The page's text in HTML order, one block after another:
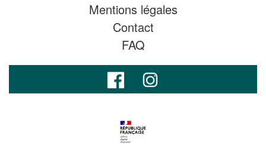
Mentions légales
Contact
FAQ